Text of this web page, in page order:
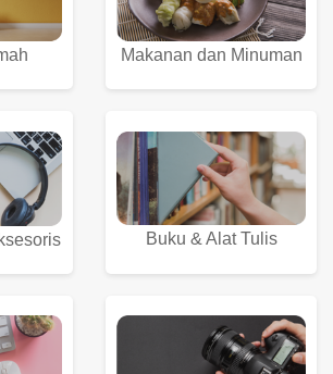
Makanan dan Minuman
Buku & Alat Tulis